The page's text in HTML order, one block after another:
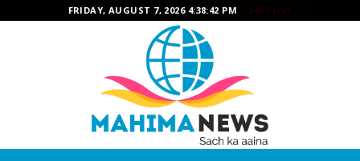
FRIDAY, AUGUST 7, 2026 4:38:44 PM 24X7 LIVE